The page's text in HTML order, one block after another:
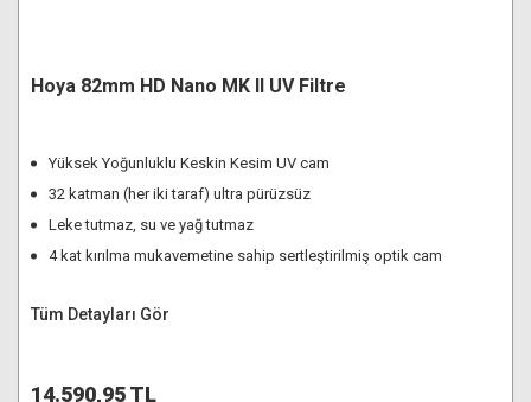
Hoya 82mm HD Nano MK II UV Filtre
Yüksek Yoğunluklu Keskin Kesim UV cam
32 katman (her iki taraf) ultra pürüzsüz
Leke tutmaz, su ve yağ tutmaz
4 kat kırılma mukavemetine sahip sertleştirilmiş optik cam
Tüm Detayları Gör
14.590,95 TL